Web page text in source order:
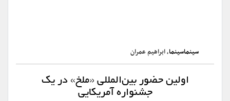
سینماسینما، ابراهیم عمران
اولین حضور بین‌المللی «ملخ» در یک
جشنواره آمریکایی